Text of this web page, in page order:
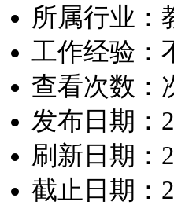
所属行业：
工作经验：
查看次数：
发布日期：
刷新日期：
截止日期：